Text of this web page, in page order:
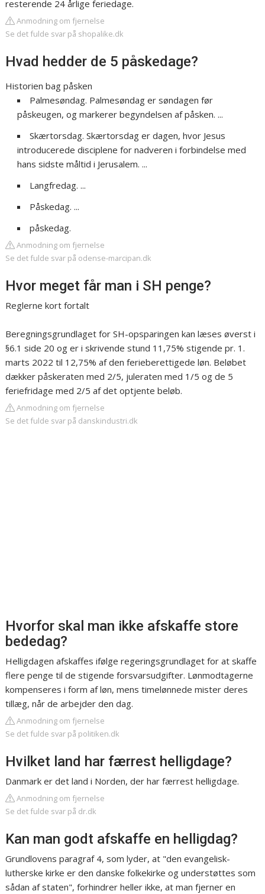
resterende 24 årlige feriedage.
Anmodning om fjernelse
Se det fulde svar på shopalike.dk
Hvad hedder de 5 påskedage?
Historien bag påsken
Palmesøndag. Palmesøndag er søndagen før
påskeugen, og markerer begyndelsen af påsken. ...
Skærtorsdag. Skærtorsdag er dagen, hvor Jesus
introducerede disciplene for nadveren i forbindelse med
hans sidste måltid i Jerusalem. ...
Langfredag. ...
Påskedag. ...
påskedag.
Anmodning om fjernelse
Se det fulde svar på odense-marcipan.dk
Hvor meget får man i SH penge?
Reglerne kort fortalt
Beregningsgrundlaget for SH-opsparingen kan læses øverst i
§6.1 side 20 og er i skrivende stund 11,75% stigende pr. 1.
marts 2022 til 12,75% af den ferieberettigede løn. Beløbet
dækker påskeraten med 2/5, juleraten med 1/5 og de 5
feriefridage med 2/5 af det optjente beløb.
Anmodning om fjernelse
Se det fulde svar på danskindustri.dk
Hvorfor skal man ikke afskaffe store
bededag?
Helligdagen afskaffes ifølge regeringsgrundlaget for at skaffe
flere penge til de stigende forsvarsudgifter. Lønmodtagerne
kompenseres i form af løn, mens timelønnede mister deres
tillæg, når de arbejder den dag.
Anmodning om fjernelse
Se det fulde svar på politiken.dk
Hvilket land har færrest helligdage?
Danmark er det land i Norden, der har færrest helligdage.
Anmodning om fjernelse
Se det fulde svar på dr.dk
Kan man godt afskaffe en helligdag?
Grundlovens paragraf 4, som lyder, at "den evangelisk-
lutherske kirke er den danske folkekirke og understøttes som
sådan af staten", forhindrer heller ikke, at man fjerner en